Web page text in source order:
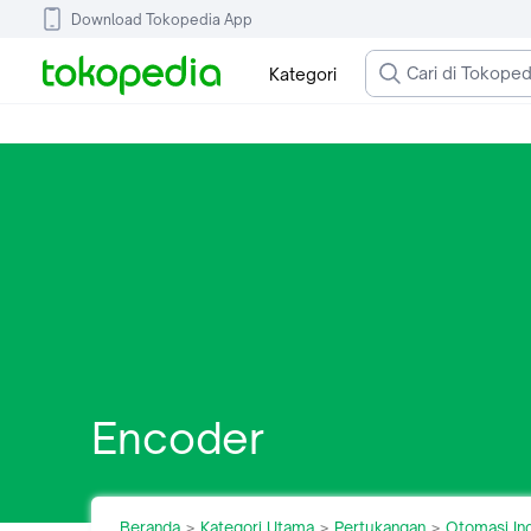
Download Tokopedia App
Kategori
Encoder
Beranda Kategori Utama Pertukangan Otomasi